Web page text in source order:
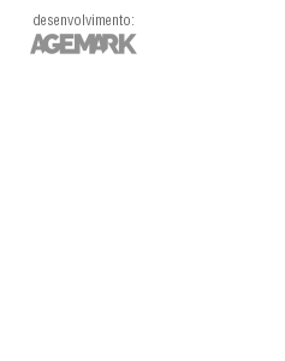
desenvolvimento: